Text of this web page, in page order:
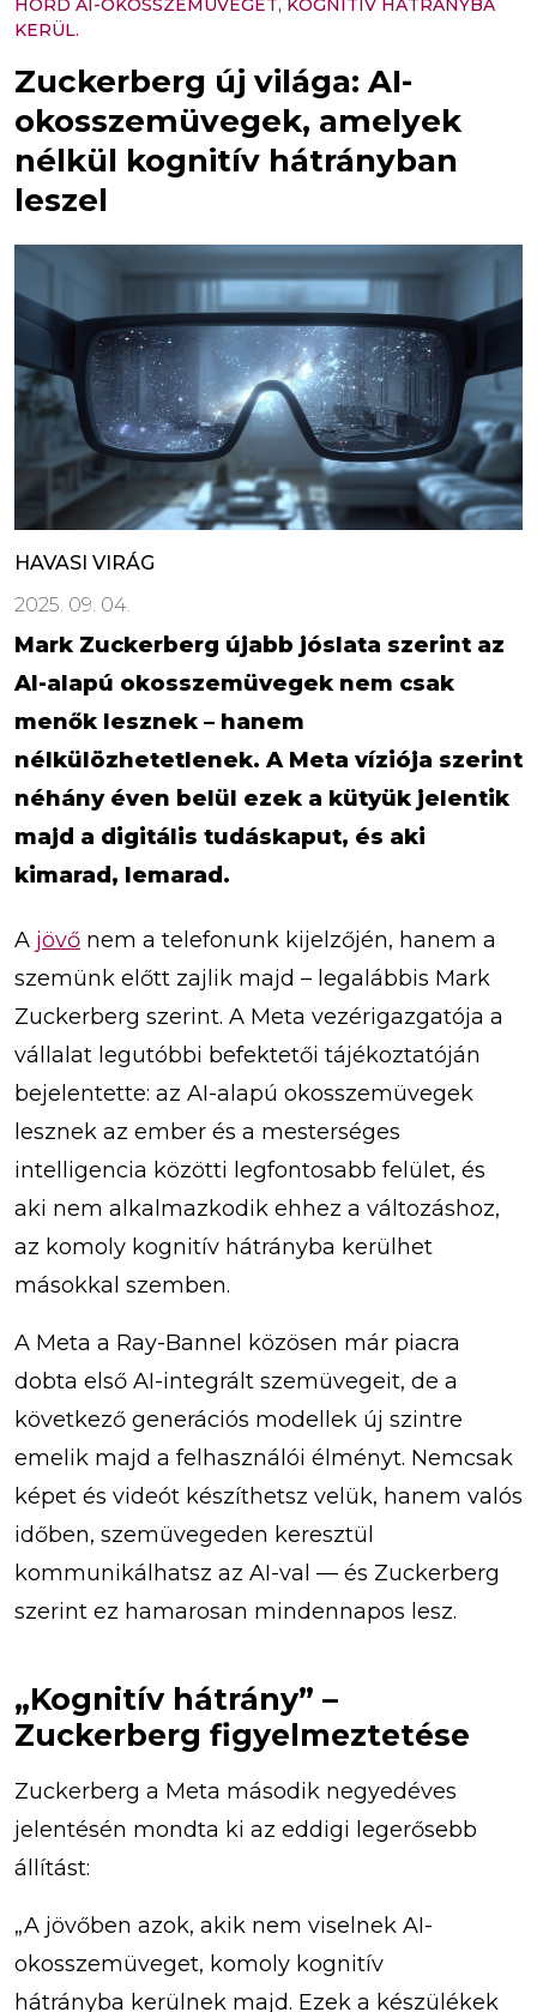
HORD AI-OKOSSZEMÜVEGET, KOGNITÍV HÁTRÁNYBA
KERÜL.
Zuckerberg új világa: AI-
okosszemüvegek, amelyek
nélkül kognitív hátrányban
leszel
HAVASI VIRÁG
2025. 09. 04.
Mark Zuckerberg újabb jóslata szerint az
AI-alapú okosszemüvegek nem csak
menők lesznek – hanem
nélkülözhetetlenek. A Meta víziója szerint
néhány éven belül ezek a kütyük jelentik
majd a digitális tudáskaput, és aki
kimarad, lemarad.
A jövő nem a telefonunk kijelzőjén, hanem a
szemünk előtt zajlik majd – legalábbis Mark
Zuckerberg szerint. A Meta vezérigazgatója a
vállalat legutóbbi befektetői tájékoztatóján
bejelentette: az AI-alapú okosszemüvegek
lesznek az ember és a mesterséges
intelligencia közötti legfontosabb felület, és
aki nem alkalmazkodik ehhez a változáshoz,
az komoly kognitív hátrányba kerülhet
másokkal szemben.
A Meta a Ray-Bannel közösen már piacra
dobta első AI-integrált szemüvegeit, de a
következő generációs modellek új szintre
emelik majd a felhasználói élményt. Nemcsak
képet és videót készíthetsz velük, hanem valós
időben, szemüvegeden keresztül
kommunikálhatsz az AI-val — és Zuckerberg
szerint ez hamarosan mindennapos lesz.
„Kognitív hátrány” –
Zuckerberg figyelmeztetése
Zuckerberg a Meta második negyedéves
jelentésén mondta ki az eddigi legerősebb
állítást:
„A jövőben azok, akik nem viselnek AI-
okosszemüveget, komoly kognitív
hátrányba kerülnek majd. Ezek a készülékek